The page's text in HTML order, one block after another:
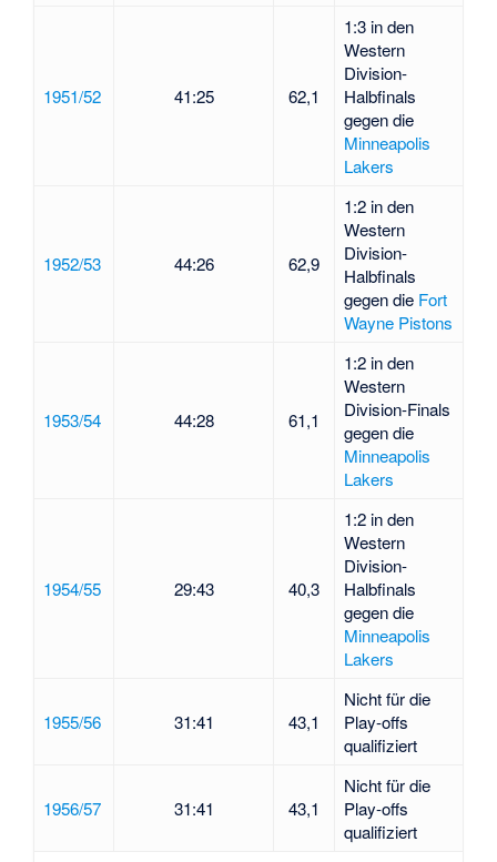
1951/52 41:25 62,1
1:3 in den
Western
Division-
Halbfinals
gegen die
Minneapolis
Lakers
1952/53 44:26 62,9
1:2 in den
Western
Division-
Halbfinals
gegen die Fort
Wayne Pistons
1953/54 44:28 61,1
1:2 in den
Western
Division-Finals
gegen die
Minneapolis
Lakers
1954/55 29:43 40,3
1:2 in den
Western
Division-
Halbfinals
gegen die
Minneapolis
Lakers
1955/56 31:41 43,1
Nicht für die
Play-offs
qualifiziert
1956/57 31:41 43,1
Nicht für die
Play-offs
qualifiziert